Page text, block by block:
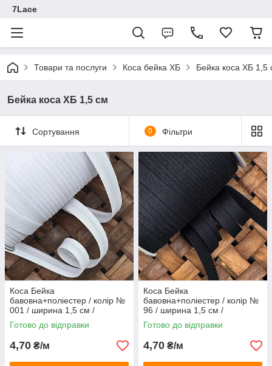
7Lace
Товари та послуги Коса бейка ХБ Бейка коса XБ 1,5
Бейка коса XБ 1,5 см
Сортування 0 Фільтри
Коса Бейка
бавовна+поліестер / колір №
001 / ширина 1,5 см /
замовлення від 1 метра
Готово до відправки
4,70 ₴/м
Коса Бейка
бавовна+поліестер / колір №
96 / ширина 1,5 см /
замовлення від 1 метра
Готово до відправки
4,70 ₴/м